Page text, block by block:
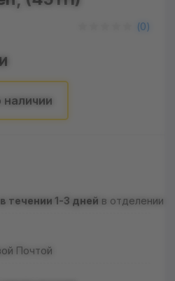
(0)
в течении 1-3 дней в отделении
Почтой